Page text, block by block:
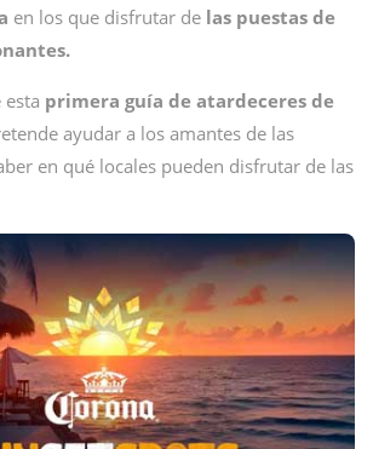
en los que disfrutar de las puestas de
esta primera guía de atardeceres de
ayudar a los amantes de las
en qué locales pueden disfrutar de las